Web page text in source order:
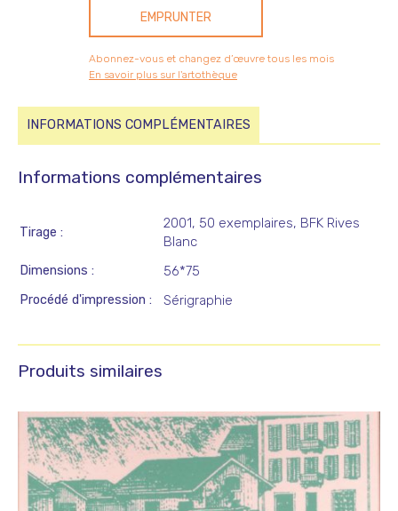
EMPRUNTER
Abonnez-vous et changez d’œuvre tous les mois
En savoir plus sur l'artothèque
INFORMATIONS COMPLÉMENTAIRES
Informations complémentaires
Tirage
2001, 50 exemplaires, BFK Rives
Blanc
Dimensions 56*75
Procédé d'impression Sérigraphie
Produits similaires